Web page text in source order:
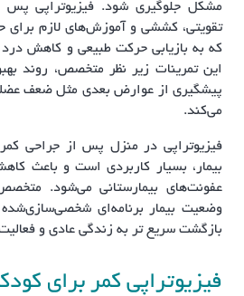
مشکل جلوگیری شود. فیزیوتراپی پس
تقویتی، کششی و آموزش‌های لازم
که به بازیابی حرکت طبیعی و کاهش
این تمرینات زیر نظر متخصص، روند
پیشگیری از عوارض بعدی مثل ضعف
می‌کند.
فیزیوتراپی در منزل پس از جراحی
بیمار، بسیار کاربردی است و باعث
عفونت‌های بیمارستانی می‌شود.
وضعیت بیمار برنامه‌ای
بازگشت سریع‌ تر به زندگی عادی و
فیزیوتراپی کمر برای